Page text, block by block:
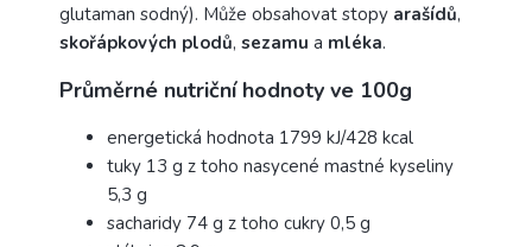
glutaman sodný). Může obsahovat stopy arašídů,
skořápkových plodů, sezamu a mléka.
Průměrné nutriční hodnoty ve 100g
energetická hodnota 1799 kJ/428 kcal
tuky 13 g z toho nasycené mastné kyseliny
5,3 g
sacharidy 74 g z toho cukry 0,5 g